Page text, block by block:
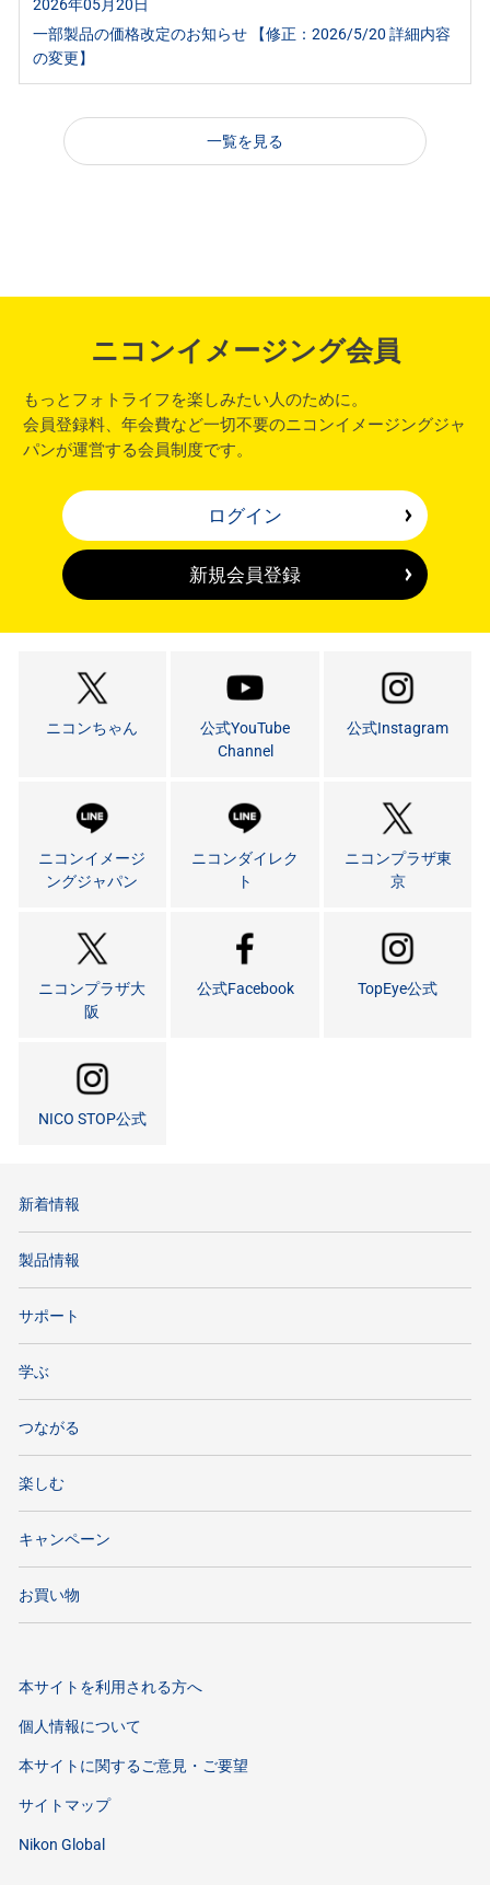
2026年05月20日
一部製品の価格改定のお知らせ 【修正：2026/5/20 詳細内容
の変更】
一覧を見る
ニコンイメージング会員
もっとフォトライフを楽しみたい人のために。
会員登録料、年会費など一切不要のニコンイメージングジャ
パンが運営する会員制度です。
ログイン
新規会員登録
ニコンちゃん
公式YouTube
Channel
公式Instagram
ニコンイメージ
ングジャパン
ニコンダイレク
ト
ニコンプラザ東
京
ニコンプラザ大
阪
公式Facebook TopEye公式
NICO STOP公式
新着情報
製品情報
サポート
学ぶ
つながる
楽しむ
キャンペーン
お買い物
本サイトを利用される方へ
個人情報について
本サイトに関するご意見・ご要望
サイトマップ
Nikon Global